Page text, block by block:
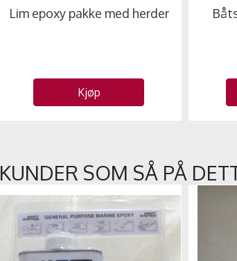
Lim epoxy pakke med herder
Kjøp
KUNDER SOM SÅ PÅ